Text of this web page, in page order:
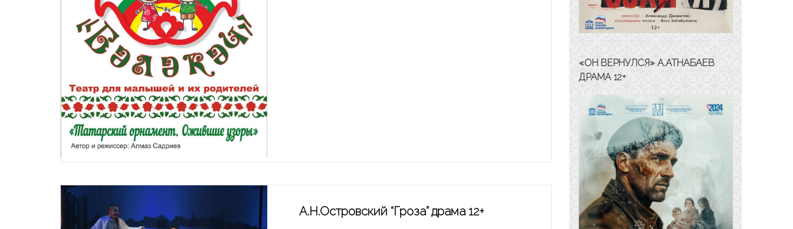
А.Н.Островский “Гроза” драма 12+
«ОН ВЕРНУЛСЯ» А.АТНАБАЕВ
ДРАМА 12+